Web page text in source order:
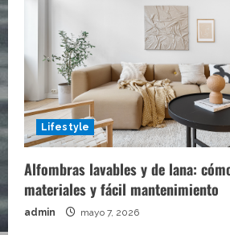
Lifestyle
Alfombras lavables y de lana:
materiales y fácil mantenimiento
admin mayo 7, 2026